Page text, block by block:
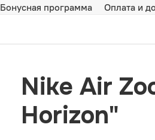
Бонусная программа Оплата и
Nike Air
Horizon"